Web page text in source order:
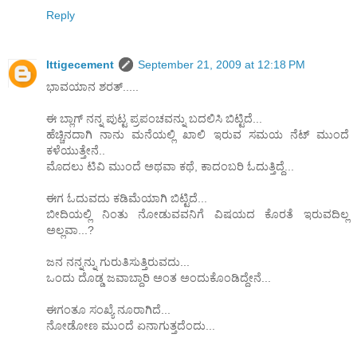
Reply
Ittigecement
September 21, 2009 at 12:18 PM
ಭಾವಯಾನ ಶರತ್.....
ಈ ಬ್ಲಾಗ್ ನನ್ನ ಪುಟ್ಟ ಪ್ರಪಂಚವನ್ನು ಬದಲಿಸಿ ಬಿಟ್ಟಿದೆ...
ಹೆಚ್ಚಿನದಾಗಿ ನಾನು ಮನೆಯಲ್ಲಿ ಖಾಲಿ ಇರುವ ಸಮಯ ನೆಟ್ ಮುಂದೆ
ಕಳೆಯುತ್ತೇನೆ..
ಮೊದಲು ಟಿವಿ ಮುಂದೆ ಅಥವಾ ಕಥೆ, ಕಾದಂಬರಿ ಓದುತ್ತಿದ್ದೆ...
ಈಗ ಓದುವದು ಕಡಿಮೆಯಾಗಿ ಬಿಟ್ಟಿದೆ...
ಬೀದಿಯಲ್ಲಿ ನಿಂತು ನೋಡುವವನಿಗೆ ವಿಷಯದ ಕೊರತೆ ಇರುವದಿಲ್ಲ
ಅಲ್ಲವಾ...?
ಜನ ನನ್ನನ್ನು ಗುರುತಿಸುತ್ತಿರುವದು...
ಒಂದು ದೊಡ್ಡ ಜವಾಬ್ದಾರಿ ಅಂತ ಅಂದುಕೊಂಡಿದ್ದೇನೆ...
ಈಗಂತೂ ಸಂಖ್ಯೆ ನೂರಾಗಿದೆ...
ನೋಡೋಣ ಮುಂದೆ ಏನಾಗುತ್ತದೆಂದು...